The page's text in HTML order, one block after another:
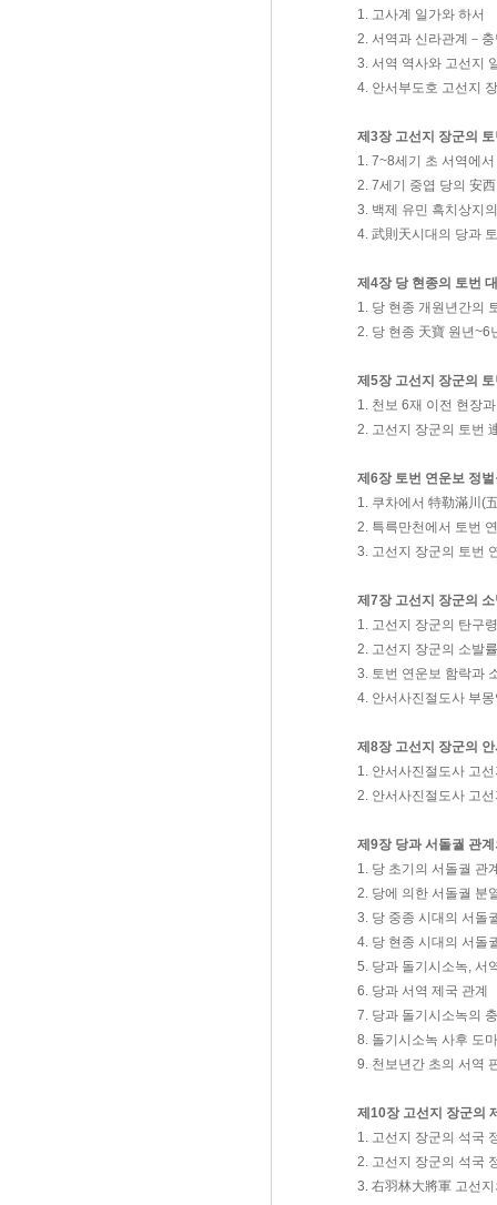
1. 고사계 일가와 하서
2. 서역과 신라관계－
3. 서역 역사와 고선지
4. 안서부도호 고선지
제3장 고선지 장군의
1. 7~8세기 초 서역에
2. 7세기 중엽 당의 安
3. 백제 유민 흑치상지
4. 武則天시대의 당과
제4장 당 현종의 토번
1. 당 현종 개원년간의
2. 당 현종 天寶 원년
제5장 고선지 장군의
1. 천보 6재 이전 현장
2. 고선지 장군의 토번
제6장 토번 연운보 정
1. 쿠차에서 特勒滿川(
2. 특륵만천에서 토번
3. 고선지 장군의 토번
제7장 고선지 장군의
1. 고선지 장군의 탄구
2. 고선지 장군의 소발
3. 토번 연운보 함락과
4. 안서사진절도사 부
제8장 고선지 장군의
1. 안서사진절도사 고
2. 안서사진절도사 고
제9장 당과 서돌궐 관
1. 당 초기의 서돌궐 관
2. 당에 의한 서돌궐 분
3. 당 중종 시대의 서돌
4. 당 현종 시대의 서돌
5. 당과 돌기시소녹, 서
6. 당과 서역 제국 관계
7. 당과 돌기시소녹의
8. 돌기시소녹 사후 도
9. 천보년간 초의 서역
제10장 고선지 장군의
1. 고선지 장군의 석국
2. 고선지 장군의 석국
3. 右羽林大將軍 고선